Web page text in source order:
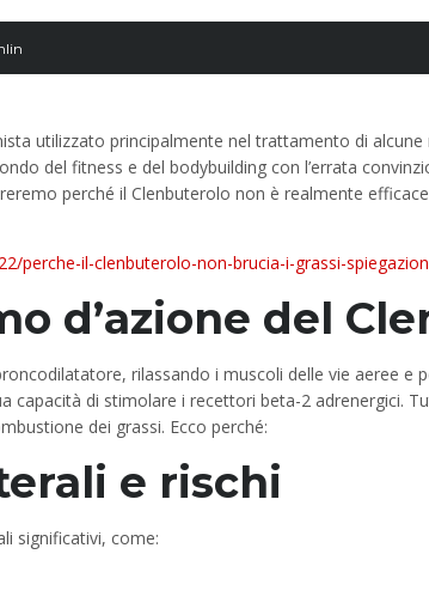
utilizzato principalmente nel trattamento di
del fitness e del bodybuilding con l’errata
perché il Clenbuterolo non è realmente
perche-il-clenbuterolo-non-brucia-i-grassi-
d’azione del
rilassando i muscoli delle vie aeree e
capacità di stimolare i recettori beta-2 adrenergici.
dei grassi. Ecco perché:
e rischi
significativi, come: